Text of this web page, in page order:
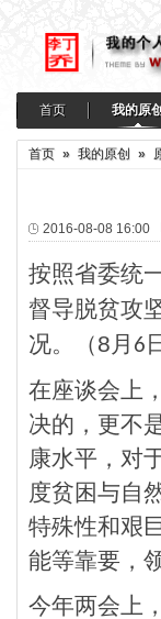
首页 我的原创
首页 » 我的原创 »
2016-08-08 16:00
按照省委统
督导脱贫攻
况。
（8 月 6
在座谈会上
决的，更不
康水平，对
度贫困与自
特殊性和艰
能等靠要，
今年两会上